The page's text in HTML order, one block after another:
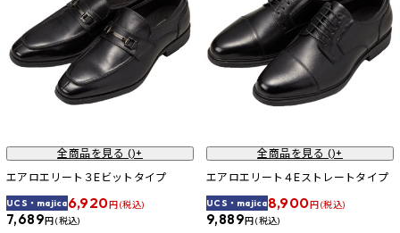
全商品を見る ()+
エアロエリート３Eビットタイプ
UCS・majica6,920円 (税込)
7,689円 (税込)
全商品を見る ()+
エアロエリート４Eストレートタイプ
UCS・majica8,900円 (税込)
9,889円 (税込)